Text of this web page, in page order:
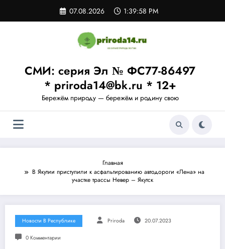
содержимому
07.08.2026 1:39:58 PM
СМИ: серия Эл № ФС77-86497
* priroda14@bk.ru * 12+
Бережём природу — бережём и родину свою
Главная
В Якутии приступили к асфальтированию автодороги «Лена» на
участке трассы Невер – Якутск
Новости В Республике Priroda 20.07.2023
0 Комментарии